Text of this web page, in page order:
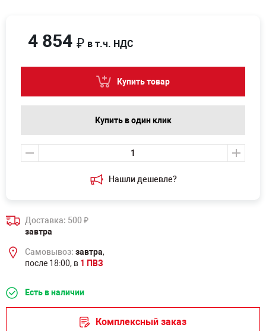
Нашли дешевле?
4 854 ₽ в т.ч. НДС
Купить товар
Купить в один клик
Доставка: 500₽
завтра
Самовывоз: завтра,
после 18:00, в 1 ПВЗ
Есть в наличии
Комплексный заказ